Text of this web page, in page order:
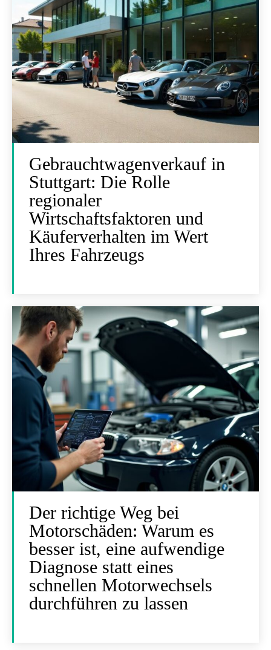
Gebrauchtwagenverkauf in
Stuttgart: Die Rolle
regionaler
Wirtschaftsfaktoren und
Käuferverhalten im Wert
Ihres Fahrzeugs
Der richtige Weg bei
Motorschäden: Warum es
besser ist, eine aufwendige
Diagnose statt eines
schnellen Motorwechsels
durchführen zu lassen